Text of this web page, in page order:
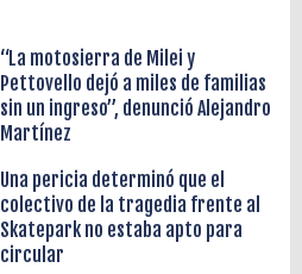
“La motosierra de Milei y
Pettovello dejó a miles de familias
sin un ingreso”, denunció Alejandro
Martínez
Una pericia determinó que el
colectivo de la tragedia frente al
Skatepark no estaba apto para
circular